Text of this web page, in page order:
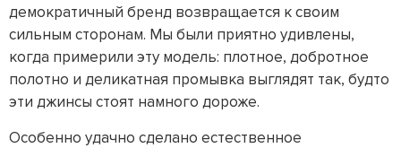
демократичный бренд возвращается к своим
сильным сторонам. Мы были приятно удивлены,
когда примерили эту модель: плотное, добротное
полотно и деликатная промывка выглядят так, будто
эти джинсы стоят намного дороже.
Особенно удачно сделано естественное